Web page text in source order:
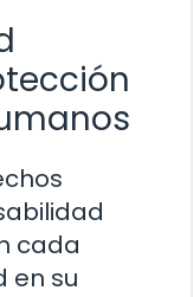
cada
en su